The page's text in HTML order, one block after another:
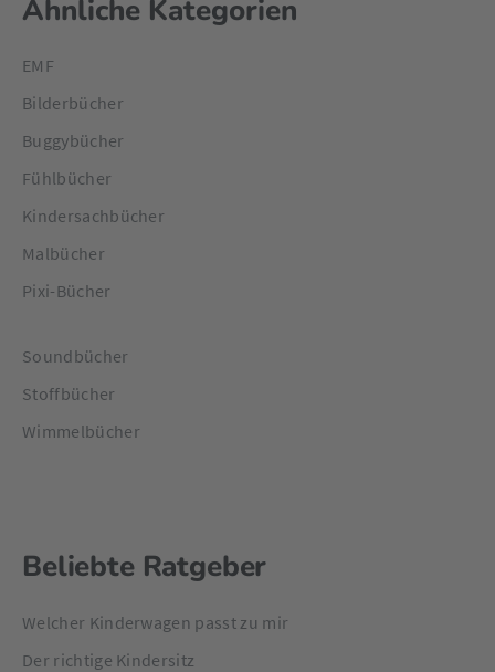
Ähnliche Kategorien
EMF
Bilderbücher
Buggybücher
Fühlbücher
Kindersachbücher
Malbücher
Pixi-Bücher
Soundbücher
Stoffbücher
Wimmelbücher
Beliebte Ratgeber
Welcher Kinderwagen passt zu mir
Der richtige Kindersitz